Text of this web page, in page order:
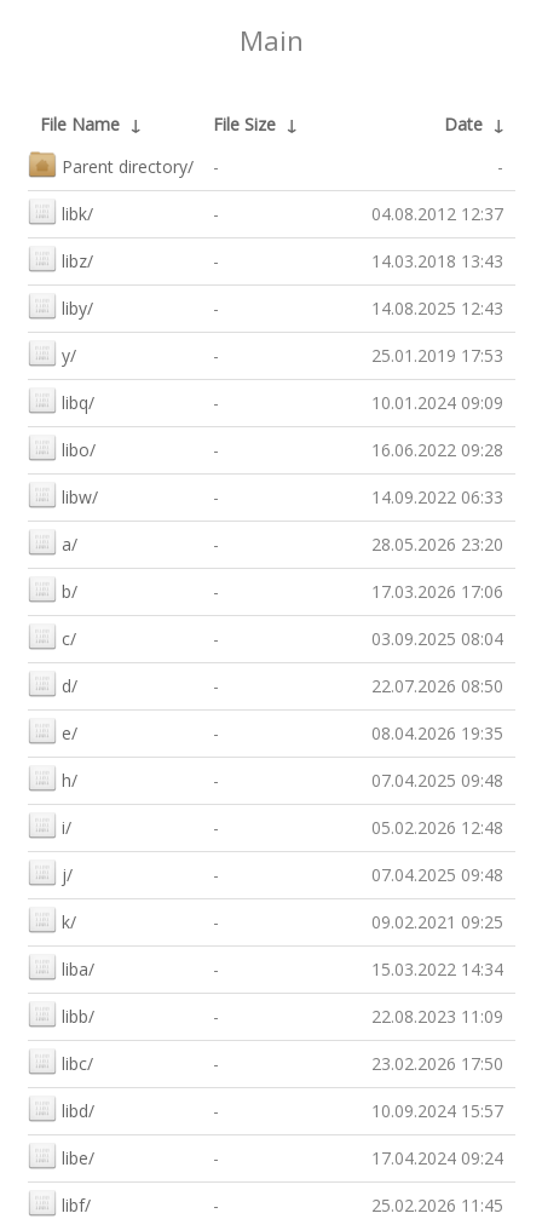
Main
File Name ↓ File Size ↓ Date ↓
Parent directory/
- -
libk/ - 04.08.2012 12:37
libz/ - 14.03.2018 13:43
liby/ - 14.08.2025 12:43
y/ - 25.01.2019 17:53
libq/ - 10.01.2024 09:09
libo/ - 16.06.2022 09:28
libw/ - 14.09.2022 06:33
a/ - 28.05.2026 23:20
b/ - 17.03.2026 17:06
c/ - 03.09.2025 08:04
d/ - 22.07.2026 08:50
e/ - 08.04.2026 19:35
h/ - 07.04.2025 09:48
i/ - 05.02.2026 12:48
j/ - 07.04.2025 09:48
k/ - 09.02.2021 09:25
liba/ - 15.03.2022 14:34
libb/ - 22.08.2023 11:09
libc/ - 23.02.2026 17:50
libd/ - 10.09.2024 15:57
libe/ - 17.04.2024 09:24
libf/ - 25.02.2026 11:45